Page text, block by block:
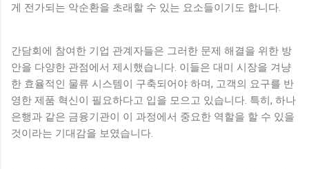
게 전가되는 악순환을 초래할 수 있는 요소들이기도 합니다.
간담회에 참여한 기업 관계자들은 그러한 문제 해결을 위한 방
안을 다양한 관점에서 제시했습니다. 이들은 대미 시장을 겨냥
한 효율적인 물류 시스템이 구축되어야 하며, 고객의 요구를 반
영한 제품 혁신이 필요하다고 입을 모으고 있습니다. 특히, 하나
은행과 같은 금융기관이 이 과정에서 중요한 역할을 할 수 있을
것이라는 기대감을 보였습니다.